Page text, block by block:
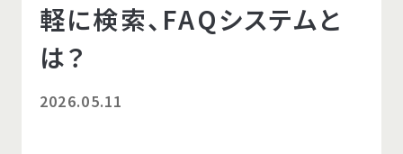
軽に検索、FAQシステムと
は？
2026.05.11